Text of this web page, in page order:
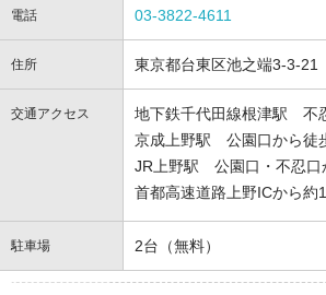
電話 03-3822-4611
住所 東京都台東区池之端3-3-21
交通アクセス
地下鉄千代田線根津駅 不
京成上野駅 公園口から徒
JR上野駅 公園口・不忍口
首都高速道路上野ICから約
駐車場 2台（無料）